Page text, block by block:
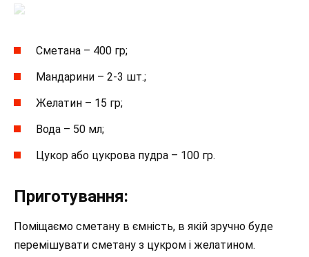
Сметана – 400 гр;
Мандарини – 2-3 шт.;
Желатин – 15 гр;
Вода – 50 мл;
Цукор або цукрова пудра – 100 гр.
Приготування:
Поміщаємо сметану в ємність, в якій зручно буде
перемішувати сметану з цукром і желатином.